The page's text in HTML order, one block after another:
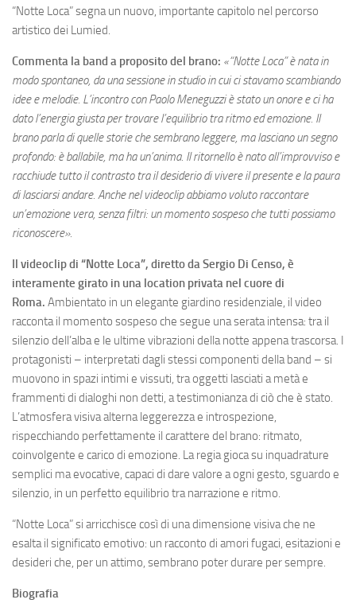
“Notte Loca” segna un nuovo, importante capitolo nel percorso
artistico dei Lumied.
Commenta la band a proposito del brano: «“Notte Loca” è nata in
modo spontaneo, da una sessione in studio in cui ci stavamo scambiando
idee e melodie. L’incontro con Paolo Meneguzzi è stato un onore e ci ha
dato l’energia giusta per trovare l’equilibrio tra ritmo ed emozione. Il
brano parla di quelle storie che sembrano leggere, ma lasciano un segno
profondo: è ballabile, ma ha un’anima. Il ritornello è nato all’improvviso e
racchiude tutto il contrasto tra il desiderio di vivere il presente e la paura
di lasciarsi andare. Anche nel videoclip abbiamo voluto raccontare
un’emozione vera, senza filtri: un momento sospeso che tutti possiamo
riconoscere».
Il videoclip di “Notte Loca”, diretto da Sergio Di Censo, è
interamente girato in una location privata nel cuore di
Roma. Ambientato in un elegante giardino residenziale, il video
racconta il momento sospeso che segue una serata intensa: tra il
silenzio dell’alba e le ultime vibrazioni della notte appena trascorsa. I
protagonisti – interpretati dagli stessi componenti della band – si
muovono in spazi intimi e vissuti, tra oggetti lasciati a metà e
frammenti di dialoghi non detti, a testimonianza di ciò che è stato.
L’atmosfera visiva alterna leggerezza e introspezione,
rispecchiando perfettamente il carattere del brano: ritmato,
coinvolgente e carico di emozione. La regia gioca su inquadrature
semplici ma evocative, capaci di dare valore a ogni gesto, sguardo e
silenzio, in un perfetto equilibrio tra narrazione e ritmo.
“Notte Loca” si arricchisce così di una dimensione visiva che ne
esalta il significato emotivo: un racconto di amori fugaci, esitazioni e
desideri che, per un attimo, sembrano poter durare per sempre.
Biografia